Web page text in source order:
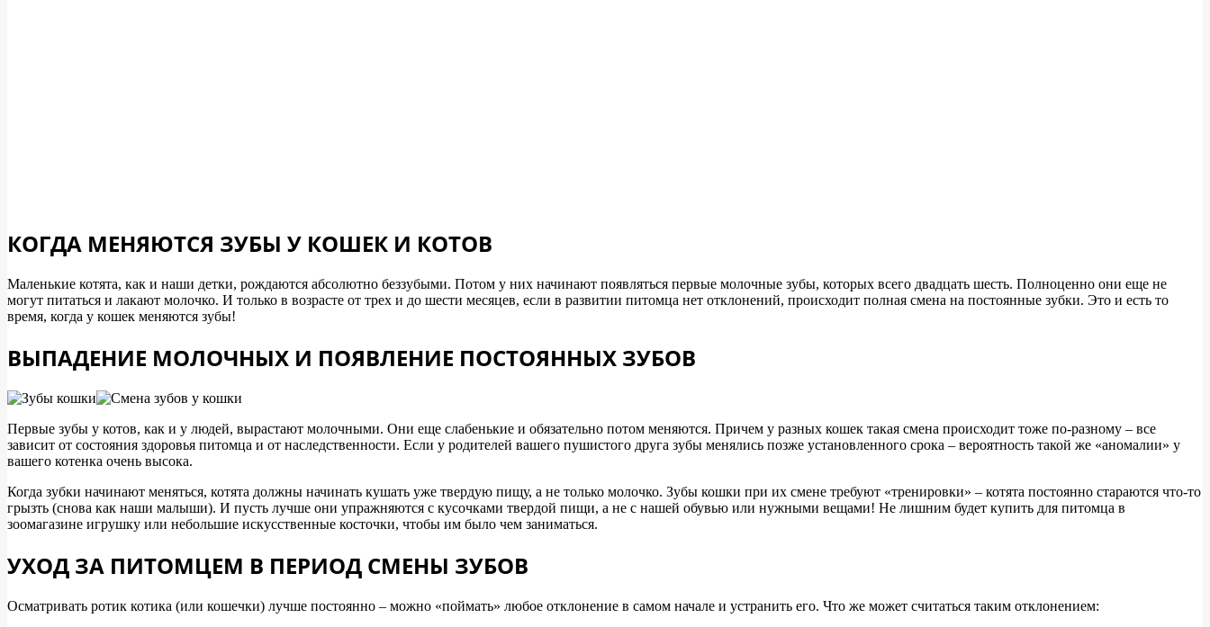
КОГДА МЕНЯЮТСЯ ЗУБЫ У КОШЕК И КОТОВ
Маленькие котята, как и наши детки, рождаются абсолютно беззубыми. Потом у них начинают появляться первые молочные зубы, которых всего двадцать шесть. Полноценно они еще не
могут питаться и лакают молочко. И только в возрасте от трех и до шести месяцев, если в развитии питомца нет отклонений, происходит полная смена на постоянные зубки. Это и есть то
время, когда у кошек меняются зубы!
ВЫПАДЕНИЕ МОЛОЧНЫХ И ПОЯВЛЕНИЕ ПОСТОЯННЫХ ЗУБОВ
Первые зубы у котов, как и у людей, вырастают молочными. Они еще слабенькие и обязательно потом меняются. Причем у разных кошек такая смена происходит тоже по-разному – все
зависит от состояния здоровья питомца и от наследственности. Если у родителей вашего пушистого друга зубы менялись позже установленного срока – вероятность такой же «аномалии» у
вашего котенка очень высока.
Когда зубки начинают меняться, котята должны начинать кушать уже твердую пищу, а не только молочко. Зубы кошки при их смене требуют «тренировки» – котята постоянно стараются что-то
грызть (снова как наши малыши). И пусть лучше они упражняются с кусочками твердой пищи, а не с нашей обувью или нужными вещами! Не лишним будет купить для питомца в
зоомагазине игрушку или небольшие искусственные косточки, чтобы им было чем заниматься.
УХОД ЗА ПИТОМЦЕМ В ПЕРИОД СМЕНЫ ЗУБОВ
Осматривать ротик котика (или кошечки) лучше постоянно – можно «поймать» любое отклонение в самом начале и устранить его. Что же может считаться таким отклонением: